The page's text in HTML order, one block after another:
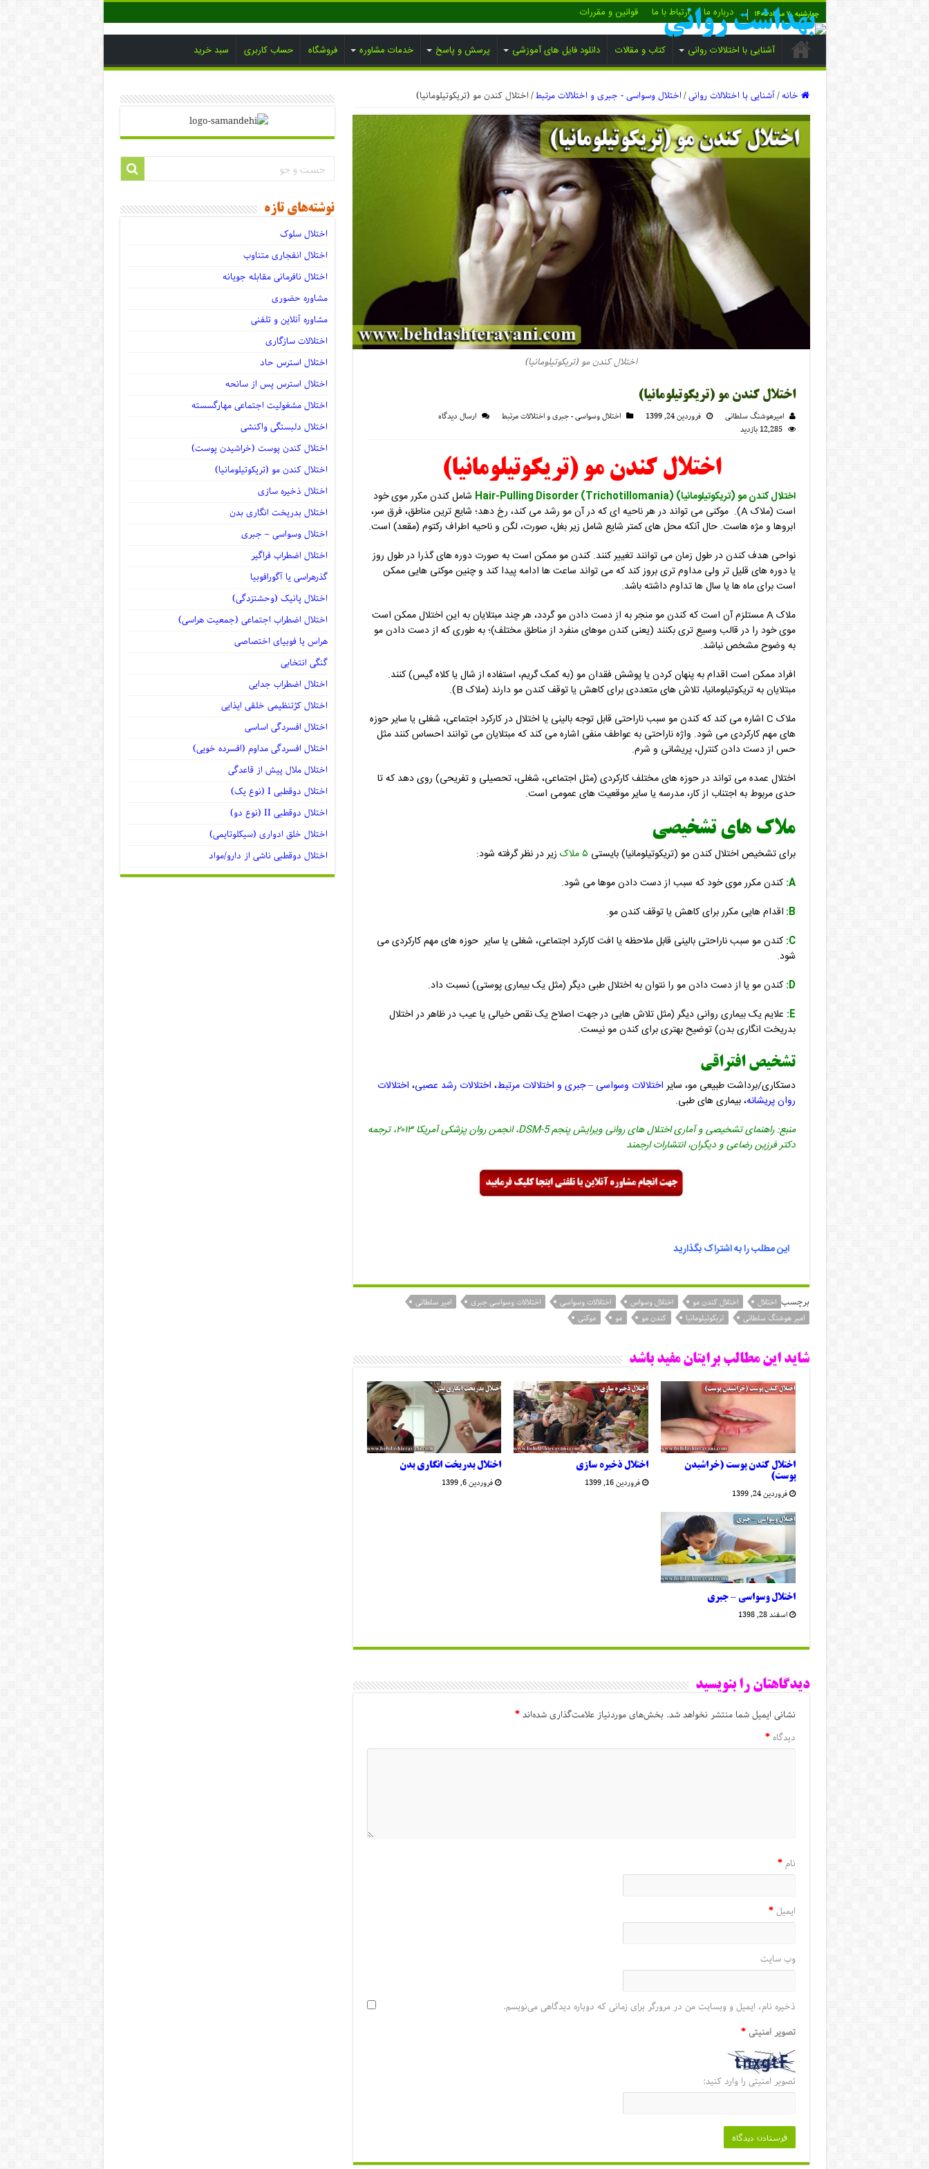
چهارشنبه , ۷ مرداد ۱۴۰۵ درباره ما ارتباط با ما قوانین و مقررات
آشنایی با اختلالات روانی کتاب و مقالات دانلود فایل های آموزشی پرسش و پاسخ خدمات مشاوره فروشگاه حساب کاربری سبد خرید
خانه/آشنایی با اختلالات روانی/اختلال وسواسی - جبری و اختلالات مرتبط/اختلال کندن مو (تریکوتیلومانیا)
اختلال کندن مو (تریکوتیلومانیا)
اختلال کندن مو (تریکوتیلومانیا)
امیرهوشنگ سلطانی فروردین 24, 1399 اختلال وسواسی - جبری و اختلالات مرتبط
ارسال دیدگاه
12,285 بازدید
اختلال کندن مو (تریکوتیلومانیا)
اختلال کندن مو (تریکوتیلومانیا) Hair-Pulling Disorder (Trichotillomania)
شامل کندن مکرر موی خود
است (ملاک A). موکنی می تواند در هر ناحیه ای که در آن مو رشد می کند، رخ دهد؛ شایع ترین مناطق، فرق سر،
ابروها و مژه هاست. حال آنکه محل های کمتر شایع شامل زیر بغل، صورت، لگن و ناحیه اطراف رکتوم (مقعد) است.
نواحی هدف کندن در طول زمان می توانند تغییر کنند. کندن مو ممکن است به صورت دوره های گذرا در طول روز
یا دوره های قلیل تر ولی مداوم تری بروز کند که می تواند ساعت ها ادامه پیدا کند و چنین موکنی هایی ممکن
است برای ماه ها یا سال ها تداوم داشته باشد.
ملاک A مستلزم آن است که کندن مو منجر به از دست دادن مو گردد، هر چند مبتلایان به این اختلال ممکن است
موی خود را در قالب وسیع تری بکنند (یعنی کندن موهای منفرد از مناطق مختلف)؛ به طوری که از دست دادن مو
به وضوح مشخص نباشد.
افراد ممکن است اقدام به پنهان کردن یا پوشش فقدان مو (به کمک گریم، استفاده از شال یا کلاه گیس) کنند.
مبتلایان به تریکوتیلومانیا، تلاش های متعددی برای کاهش یا توقف کندن مو دارند (ملاک B).
ملاک C اشاره می کند که کندن مو سبب ناراحتی قابل توجه بالینی یا اختلال در کارکرد اجتماعی، شغلی یا سایر حوزه
های مهم کارکردی می شود. واژه ناراحتی به عواطف منفی اشاره می کند که مبتلایان می توانند احساس کنند مثل
حس از دست دادن کنترل، پریشانی و شرم.
اختلال عمده می تواند در حوزه های مختلف کارکردی (مثل اجتماعی، شغلی، تحصیلی و تفریحی) روی دهد که تا
حدی مربوط به اجتناب از کار، مدرسه یا سایر موقعیت های عمومی است.
ملاک های تشخیصی
برای تشخیص اختلال کندن مو (تریکوتیلومانیا) بایستی ۵ ملاک
زیر در نظر گرفته شود:
A: کندن مکرر موی خود که سبب از دست دادن موها می شود.
B: اقدام هایی مکرر برای کاهش یا توقف کندن مو.
C: کندن مو سبب ناراحتی بالینی قابل ملاحظه یا افت کارکرد اجتماعی، شغلی یا سایر حوزه های مهم کارکردی می
شود.
D: کندن مو یا از دست دادن مو را نتوان به اختلال طبی دیگر (مثل یک بیماری پوستی) نسبت داد.
E: علایم یک بیماری روانی دیگر (مثل تلاش هایی در جهت اصلاح یک نقص خیالی یا عیب در ظاهر در اختلال
بدریخت انگاری بدن) توضیح بهتری برای کندن مو نیست.
تشخیص افتراقی
دستکاری/برداشت طبیعی مو، سایراختلالات وسواسی – جبری و اختلالات مرتبط، اختلالات رشد عصبی، اختلالات
روان پریشانه، بیماری های طبی.
منبع: راهنمای تشخیصی و آماری اختلال های روانی ویرایش پنجم DSM-5، انجمن روان پزشکی آمریکا ۲۰۱۳، ترجمه
دکتر فرزین رضاعی و دیگران، انتشارات ارجمند
این مطلب را به اشتراک بگذارید
برچسب اختلال اختلال کندن مو اختلال وسواس اختلالات وسواسی اختلالات وسواسی جبری
امیر سلطانی
امیر هوشنگ سلطانی
تریکوتیلومانیا کندن مو مو موکنی
شاید این مطالب برایتان مفید باشد
اختلال کندن پوست (خراشیدن
پوست)
فروردین 24, 1399
اختلال ذخیره سازی
فروردین 16, 1399
اختلال بدریخت انگاری بدن
فروردین 6, 1399
اختلال وسواسی – جبری
اسفند 28, 1398
دیدگاهتان را بنویسید
نشانی ایمیل شما منتشر نخواهد شد. بخش‌های موردنیاز علامت‌گذاری شده‌اند*
دیدگاه*
نام*
ایمیل*
وب‌ سایت
ذخیره نام، ایمیل و وبسایت من در مرورگر برای زمانی که دوباره دیدگاهی می‌نویسم.
تصویر امنیتی*
تصویر امنیتی را وارد کنید:
نوشته‌های تازه
اختلال سلوک
اختلال انفجاری متناوب
اختلال نافرمانی مقابله جویانه
مشاوره حضوری
مشاوره آنلاین و تلفنی
اختلالات سازگاری
اختلال استرس حاد
اختلال استرس پس از سانحه
اختلال مشغولیت اجتماعی مهارگسسته
اختلال دلبستگی واکنشی
اختلال کندن پوست (خراشیدن پوست)
اختلال کندن مو (تریکوتیلومانیا)
اختلال ذخیره سازی
اختلال بدریخت انگاری بدن
اختلال وسواسی – جبری
اختلال اضطراب فراگیر
گذرهراسی یا آگورافوبیا
اختلال پانیک (وحشتزدگی)
اختلال اضطراب اجتماعی (جمعیت هراسی)
هراس یا فوبیای اختصاصی
گنگی انتخابی
اختلال اضطراب جدایی
اختلال کژتنظیمی خلقی ایذایی
اختلال افسردگی اساسی
اختلال افسردگی مداوم (افسرده خویی)
اختلال ملال پیش از قاعدگی
اختلال دوقطبی I (نوع یک)
اختلال دوقطبی II (نوع دو)
اختلال خلق ادواری (سیکلوتایمی)
اختلال دوقطبی ناشی از دارو/مواد